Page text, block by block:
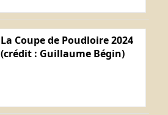
La Coupe de Poudloire 2024
(crédit : Guillaume Bégin)